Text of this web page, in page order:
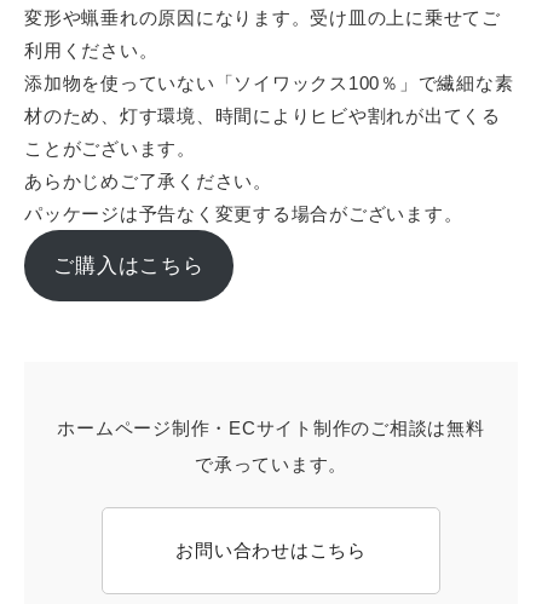
変形や蝋垂れの原因になります。受け皿の上に乗せてご
利用ください。
添加物を使っていない「ソイワックス100％」で繊細な素
材のため、灯す環境、時間によりヒビや割れが出てくる
ことがございます。
あらかじめご了承ください。
パッケージは予告なく変更する場合がございます。
ご購入はこちら
ホームページ制作・ECサイト制作のご相談は無料
で承っています。
お問い合わせはこちら